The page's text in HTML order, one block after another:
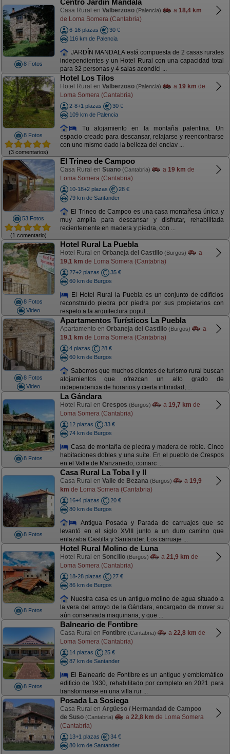
8 Fotos
Centro Jardín Mandala
Casa Rural en Valberzoso (Palencia) a 18,4 km
de Loma Somera (Cantabria)
6-16 plazas
30 €
116 km de Palencia
JARDÍN MANDALA está compuesta de 2 casas rurales
independientes y un Hotel Rural con una capacidad total
para 32 personas y 4 salas acondici ...
8 Fotos
(3 comentarios)
Hotel Los Tilos
Hotel Rural en Valberzoso (Palencia) a 19 km de
Loma Somera (Cantabria)
2-8+1 plazas
30 €
109 km de Palencia
Tu alojamiento en la montaña palentina. Un
espacio creado para descansar, relajarse y reencontrarse
con uno mismo dado la belleza del enclav ...
53 Fotos
(1 comentario)
El Trineo de Campoo
Casa Rural en Suano (Cantabria) a 19 km de
Loma Somera (Cantabria)
10-18+2 plazas
28 €
79 km de Santander
El Trineo de Campoo es una casa montañesa única y
muy amplia para descansar y disfrutar, rehabilitada
recientemente en madera y piedra, con ...
8 Fotos
Video
Hotel Rural La Puebla
Hotel Rural en Orbaneja del Castillo (Burgos)
a
19,1 km de Loma Somera (Cantabria)
27+2 plazas
35 €
60 km de Burgos
El Hotel Rural la Puebla es un conjunto de edificios
reconstruido piedra por piedra por sus propietarios con
respeto a la arquitectura popul ...
8 Fotos
Video
Apartamentos Turísticos La Puebla
Apartamento en Orbaneja del Castillo (Burgos)
a
19,1 km de Loma Somera (Cantabria)
4 plazas
28 €
60 km de Burgos
Sabemos que muchos clientes de turismo rural buscan
alojamientos que ofrezcan un alto grado de
independencia de horarios y cierta intimidad, ...
8 Fotos
La Gándara
Hotel Rural en Crespos (Burgos) a 19,7 km de
Loma Somera (Cantabria)
12 plazas
33 €
74 km de Burgos
Casa de montaña de piedra y madera de roble. Cinco
habitaciones dobles y una suite. En el pueblo de Crespos
en el Valle de Manzanedo, comarc ...
8 Fotos
Casa Rural La Toba I y II
Casa Rural en Valle de Bezana (Burgos) a 19,9
km de Loma Somera (Cantabria)
16+4 plazas
20 €
80 km de Burgos
Antigua Posada y Parada de carruajes que se
levantó en el siglo XVIII junto a un duro camino que
enlazaba Castilla y Santander. Los carruaje ...
8 Fotos
Hotel Rural Molino de Luna
Hotel Rural en Soncillo (Burgos) a 21,9 km de
Loma Somera (Cantabria)
18-28 plazas
27 €
86 km de Burgos
Nuestra casa es un antiguo molino de agua situado a
la vera del arroyo de la Gándara, encargado de mover su
aún conservada maquinaria, y que ...
8 Fotos
Balneario de Fontibre
Casa Rural en Fontibre (Cantabria) a 22,8 km de
Loma Somera (Cantabria)
14 plazas
25 €
87 km de Santander
El Balneario de Fontibre es un antiguo y emblemático
edificio de 1930, rehabilitado por completo en 2021 para
transformarse en una villa rur ...
Posada La Sosiega
Casa Rural en Argüeso / Hermandad de Campoo
de Suso (Cantabria) a 22,8 km de Loma Somera
(Cantabria)
13+1 plazas
34 €
80 km de Santander